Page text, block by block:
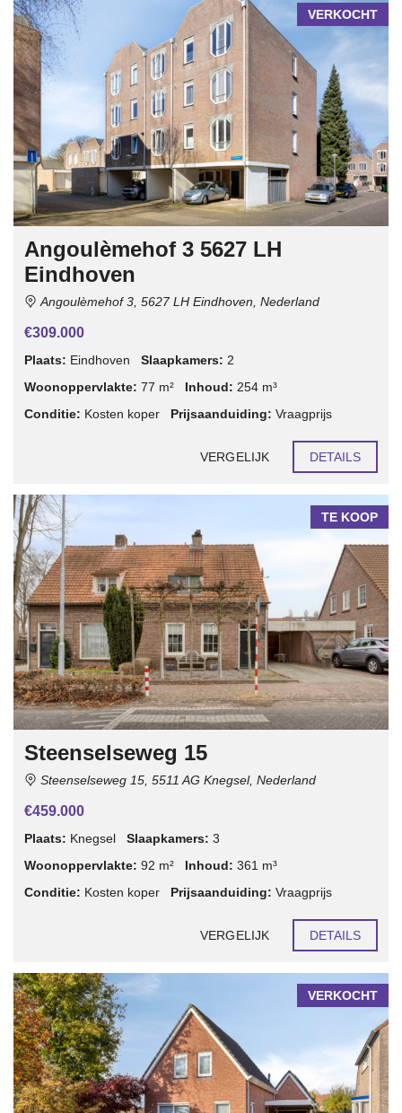
VERKOCHT
Angoulèmehof 3 5627 LH
Eindhoven
Angoulèmehof 3, 5627 LH Eindhoven, Nederland
€309.000
Plaats: Eindhoven Slaapkamers: 2
Woonoppervlakte: 77 m² Inhoud: 254 m³
Conditie: Kosten koper Prijsaanduiding: Vraagprijs
VERGELIJK DETAILS
TE KOOP
Steenselseweg 15
Steenselseweg 15, 5511 AG Knegsel, Nederland
€459.000
Plaats: Knegsel Slaapkamers: 3
Woonoppervlakte: 92 m² Inhoud: 361 m³
Conditie: Kosten koper Prijsaanduiding: Vraagprijs
VERGELIJK DETAILS
VERKOCHT